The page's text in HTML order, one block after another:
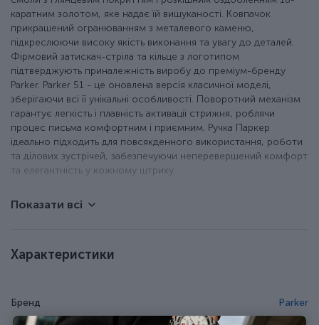
каратним золотом, яке надає їй вишуканості. Ковпачок
прикрашений огранюванням з металевого каменю,
підкреслюючи високу якість виконання та увагу до деталей.
Фірмовий затискач-стріла та кільце з логотипом
підтверджують приналежність виробу до преміум-бренду
Parker. Parker 51 - це оновлена версія класичної моделі,
зберігаючи всі її унікальні особливості. Поворотний механізм
гарантує легкість і плавність активації стрижня, роблячи
процес письма комфортним і приємним. Ручка Паркер
ідеально підходить для повсякденного використання, роботи
та ділових зустрічей, забезпечуючи неперевершений комфорт
та елегантність у кожному штриху.
Сливовий глянцевий корпус із акрилової смоли.
Виготовлено у Франції.
Показати всі
Характеристики
Бренд Parker